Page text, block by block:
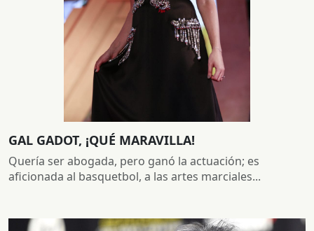
GAL GADOT, ¡QUÉ MARAVILLA!
Quería ser abogada, pero ganó la actuación; es
aficionada al basquetbol, a las artes marciales...